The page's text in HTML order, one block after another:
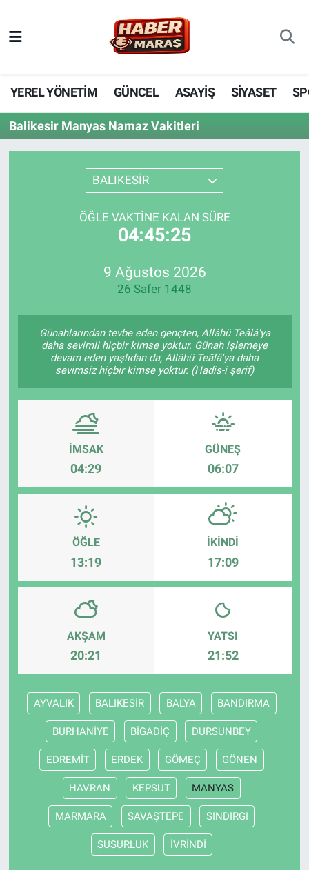
YEREL YÖNETİM GÜNCEL ASAYİŞ SİYASET
Balikesir Manyas Namaz Vakitleri
BALIKESİR
ÖĞLE VAKTINE KALAN SÜRE
04:45:25
9 Ağustos 2026
26 Safer 1448
Günahlarından tevbe eden gençten, Allâhü Teâlâ'ya
daha sevimli hiçbir kimse yoktur. Günah işlemeye
devam eden yaşlıdan da, Allâhü Teâlâ'ya daha
sevimsiz hiçbir kimse yoktur. (Hadis-i şerif)
İMSAK
04:29
GÜNEŞ
06:07
ÖĞLE
13:19
İKINDI
17:09
AKŞAM
20:21
YATSI
21:52
AYVALIK BALIKESİR BALYA BANDIRMA
BURHANİYE BİGADİÇ DURSUNBEY
EDREMİT ERDEK GÖMEÇ GÖNEN
HAVRAN KEPSUT MANYAS
MARMARA SAVAŞTEPE SINDIRGI
SUSURLUK İVRİNDİ
YEREL YÖNETİM
GÜNCEL
BİLİM VE TEKNOLOJİ
SAĞLIK
YAŞAM
EĞİTİM
ASAYİŞ
MAGAZİN
KÜLTÜR-SANAT
ÇEVRE
Nöbetçi Eczaneler
Hava Durumu
Trafik Durumu
Tüm Manşetler
Son Dakika Haberleri